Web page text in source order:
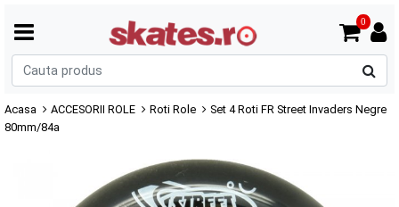
0
Acasa ACCESORII ROLE Roti Role
Set 4 Roti FR Street Invaders Negre
80mm/84a